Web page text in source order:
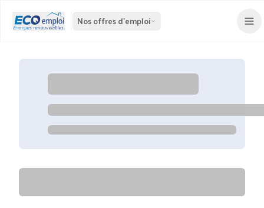
Nos offres d'emploi